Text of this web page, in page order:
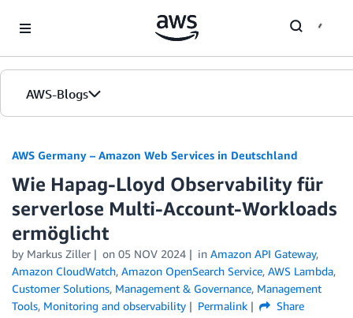
AWS-Blogs
Editionen
AWS Germany – Amazon Web Services in Deutschland
Wie Hapag-Lloyd Observability für
serverlose Multi-Account-Workloads
ermöglicht
by Markus Ziller on 05 NOV 2024 in Amazon API Gateway,
Amazon CloudWatch, Amazon OpenSearch Service, AWS Lambda,
Customer Solutions, Management & Governance, Management
Tools, Monitoring and observability Permalink Share